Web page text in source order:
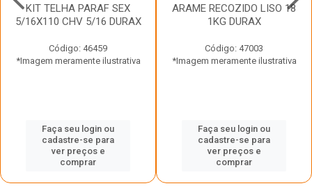
KIT TELHA PARAF SEX
5/16X110 CHV 5/16 DURAX
Código: 46459
*Imagem meramente ilustrativa
Faça seu login ou
cadastre-se para
ver preços e
comprar
ARAME RECOZIDO LISO 18
1KG DURAX
Código: 47003
*Imagem meramente ilustrativa
Faça seu login ou
cadastre-se para
ver preços e
comprar